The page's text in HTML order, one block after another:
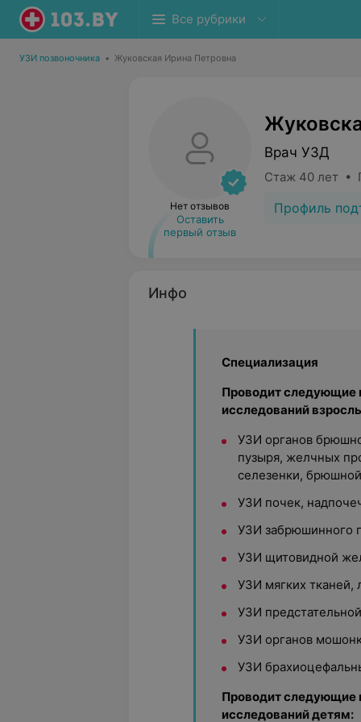
Все рубрики
УЗИ позвоночника • Жуковская Ирина Петровна
Нет отзывов
Оставить
первый отзыв
Врач УЗД
Стаж 40 лет •
Профиль
Инфо
Специализация
Проводит следующие
исследований
УЗИ органов
пузыря, желчных
селезенки,
УЗИ почек,
УЗИ забрюшинного
УЗИ щитовидной
УЗИ мягких тканей,
УЗИ
УЗИ органов
УЗИ
Проводит следующие
исследований детям: